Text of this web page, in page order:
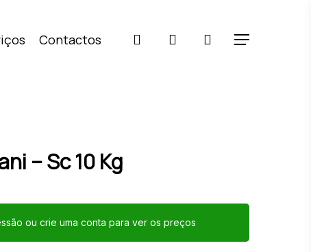
Contactos pesquisaraccount Menu
– Sc 10 Kg
ou crie uma conta para ver os preços